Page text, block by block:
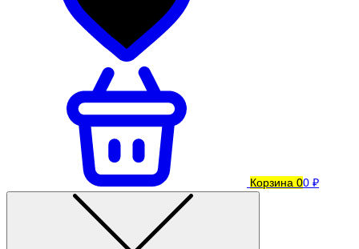
Корзина 00 ₽